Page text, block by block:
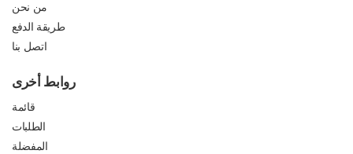
من نحن
طريقة الدفع
اتصل بنا
روابط أخرى
قائمة
الطلبات
المفضلة